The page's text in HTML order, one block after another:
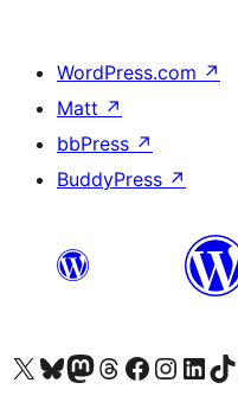
WordPress.com ↗
Matt ↗
bbPress ↗
BuddyPress ↗
Visit our X (formerly Twitter) account
Visit our Bluesky account
Twitter csatornánk
Visit our Threads account
Facebook oldalunk
Visit our Instagram
Visit ourVisit